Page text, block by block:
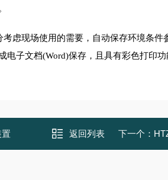
考虑现场使用的需要，自动保存环境条
电子文档(Word)保存，且具有彩色打印功
返回列表 下一个：